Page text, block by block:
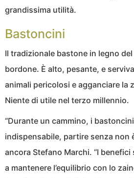
grandissima utilità.
Bastoncini
Il tradizionale bastone in legno
bordone. È alto, pesante, e
animali pericolosi e agganciare la
Niente di utile nel terzo millennio.
“Durante un cammino, i
indispensabile, partire senza non
ancora Stefano Marchi. “I
a mantenere l’equilibrio con lo